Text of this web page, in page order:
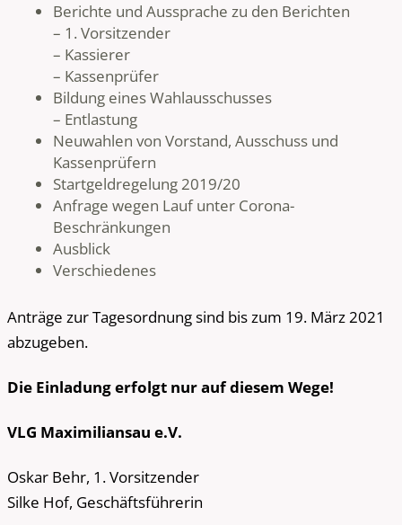
Berichte und Aussprache zu den Berichten
– 1. Vorsitzender
– Kassierer
– Kassenprüfer
Bildung eines Wahlausschusses
– Entlastung
Neuwahlen von Vorstand, Ausschuss und
Kassenprüfern
Startgeldregelung 2019/20
Anfrage wegen Lauf unter Corona-
Beschränkungen
Ausblick
Verschiedenes
Anträge zur Tagesordnung sind bis zum 19. März 2021
abzugeben.
Die Einladung erfolgt nur auf diesem Wege!
VLG Maximiliansau e.V.
Oskar Behr, 1. Vorsitzender
Silke Hof, Geschäftsführerin